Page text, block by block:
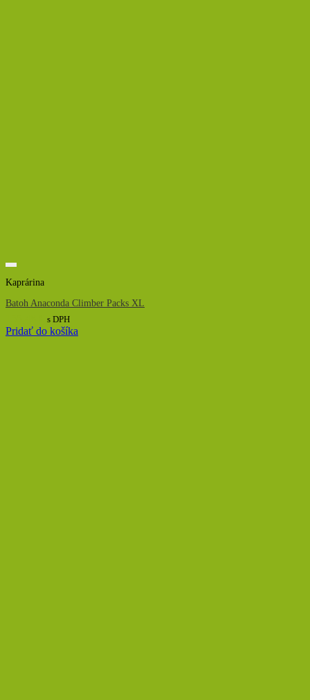
Kaprárina
Batoh Anaconda Climber Packs XL
s DPH
Pridať do košíka